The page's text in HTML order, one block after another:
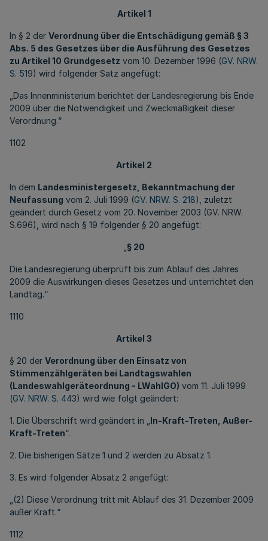
Artikel 1
In § 2 der Verordnung über die Entschädigung gemäß § 3
Abs. 5 des Gesetzes über die Ausführung des Gesetzes
zu Artikel 10 Grundgesetz vom 10. Dezember 1996 (GV. NRW.
S. 519) wird folgender Satz angefügt:
„Das Innenministerium berichtet der Landesregierung bis Ende
2009 über die Notwendigkeit und Zweckmäßigkeit dieser
Verordnung.“
1102
Artikel 2
In dem Landesministergesetz, Bekanntmachung der
Neufassung vom 2. Juli 1999 (GV. NRW. S. 218), zuletzt
geändert durch Gesetz vom 20. November 2003 (GV. NRW.
S.696), wird nach § 19 folgender § 20 angefügt:
§ 20
Die Landesregierung überprüft bis zum Ablauf des Jahres
2009 die Auswirkungen dieses Gesetzes und unterrichtet den
Landtag.“
1110
Artikel 3
§ 20 der Verordnung über den Einsatz von
Stimmenzählgeräten bei Landtagswahlen
(Landeswahlgeräteordnung - LWahlGO) vom 11. Juli 1999
(GV. NRW. S. 443) wird wie folgt geändert:
1. Die Überschrift wird geändert in „ In-Kraft-Treten, Außer-
Kraft-Treten“.
2. Die bisherigen Sätze 1 und 2 werden zu Absatz 1.
3. Es wird folgender Absatz 2 angefügt:
„(2) Diese Verordnung tritt mit Ablauf des 31. Dezember 2009
außer Kraft.“
1112